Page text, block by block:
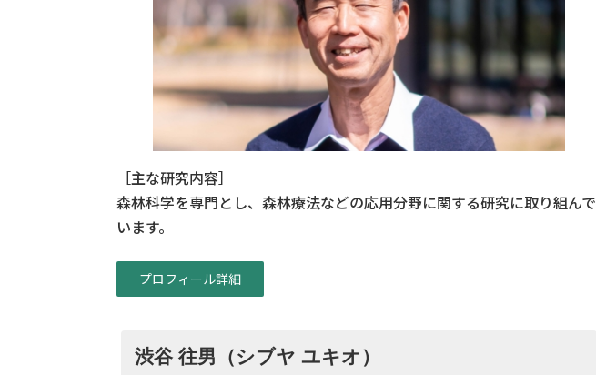
［主な研究内容］
森林科学を専門とし、森林療法などの応用分野に関する研究に取り組んで
います。
プロフィール詳細
渋谷 往男（シブヤ ユキオ）